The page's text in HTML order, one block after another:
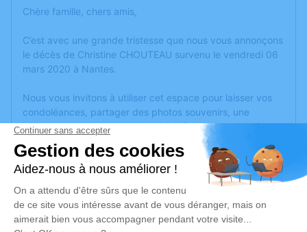
Chère famille, chers amis,
C’est avec une grande tristesse que nous vous annonçons
le décès de Christine CHOUTEAU survenu le vendredi 06
mars 2020 à Nantes.
Nous vous invitons à utiliser cet espace pour laisser vos
condoléances, partager des photos souvenirs, une
anecdote ou exprimer vos pensées à travers des poèmes
ou des textes. Cet endroit est un lieu d'expression dédié à
honorer la mémoire de Christine CHOUTEAU.
Un service de plantation d’arbre hommage estdisponible